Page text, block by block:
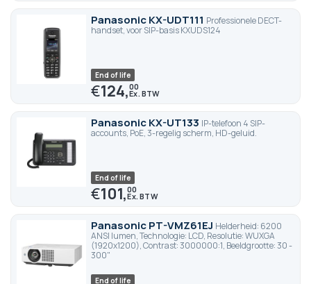
Panasonic KX-UDT111 Professionele DECT-
handset, voor SIP-basis KXUDS124
End of life
€124,00
Panasonic KX-UT133 IP-telefoon 4 SIP-
accounts, PoE, 3-regelig scherm, HD-geluid.
End of life
€101,00
Panasonic PT-VMZ61EJ Helderheid: 6200
ANSI lumen, Technologie: LCD, Resolutie: WUXGA
(1920x1200), Contrast: 3000000:1, Beeldgrootte: 30 -
300"
End of life